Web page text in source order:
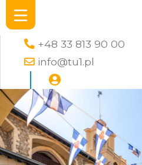
+48 33 813 90 00
info@tu1.pl